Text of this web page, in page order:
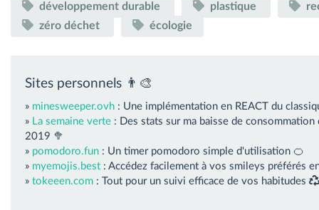
développement durable plastique
zéro déchet
écologie
Sites personnels 👨‍🎨
» minesweeper.ovh : Une implémentation en REACT du
» La semaine verte : Des stats sur ma baisse de consommation
2019 🥦
» pomodoro.fun : Un timer pomodoro simple d'utilisation 🍊
» myemojis.best : Accédez facilement à vos smileys préférés
» tokeeen.com : Tout pour un suivi efficace de vos habitudes